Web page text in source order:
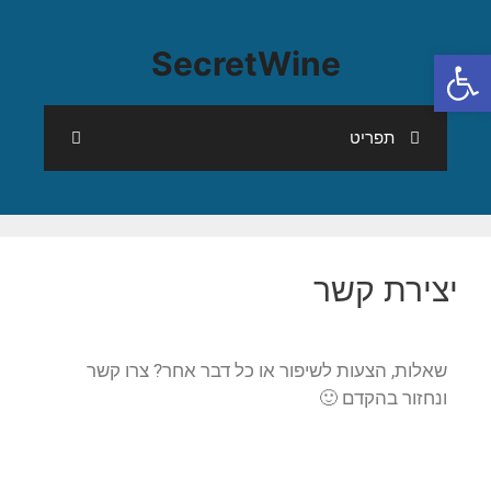
פתח סרגל נגישות SecretWine
תפריט
יצירת קשר
שאלות, הצעות לשיפור או כל דבר אחר? צרו קשר
ונחזור בהקדם 🙂